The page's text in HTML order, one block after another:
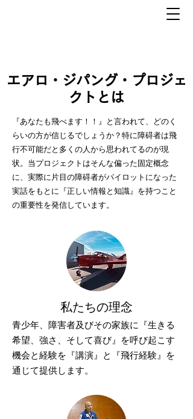
エアロ・ジパング・プロジェ
クトとは
『あなたも飛べます！！』と言われて、どのく
らいの方が信じるでしょうか？特に障碍者は飛
行不可能だと多くの人から思われてるのが現
状。当プロジェクトはそんな偏った固定概念
に、実際に片目の障碍者がパイロットになった
実話をもとに『正しい情報と知識』を持つこと
の重要性を発信しています。
​私たちの理念
青少年、障害者及びその家族に『生きる
希望、強さ、そして喜び』を呼び起こす
機会と経験を『講演』と『飛行経験』を
通じて提供します。